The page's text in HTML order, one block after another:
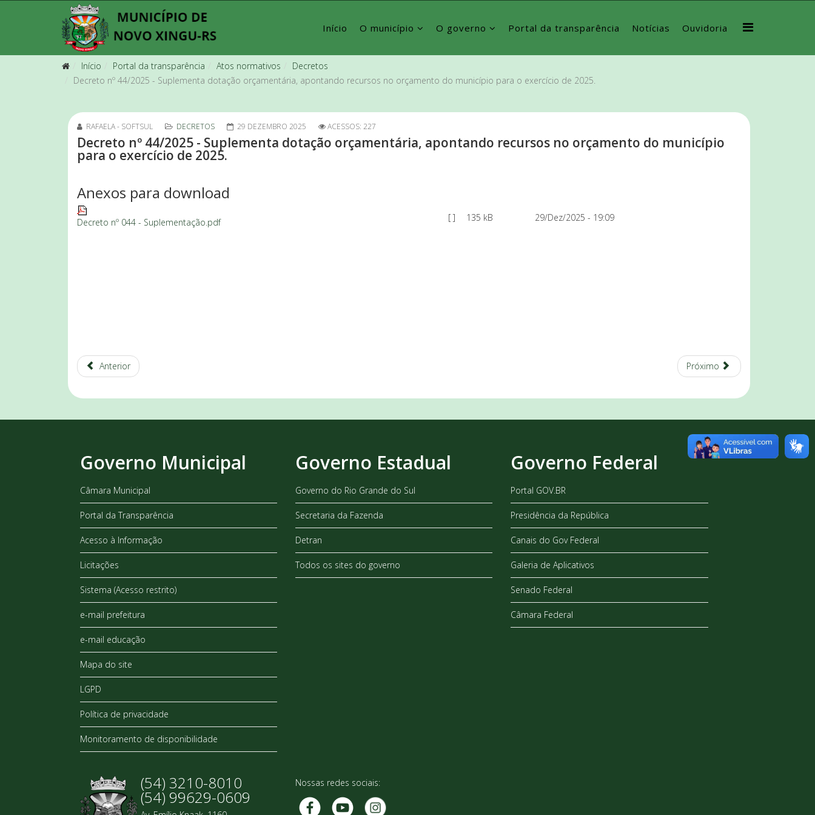
Início O município O governo Portal da transparência Notícias Ouvidoria
Início Portal da transparência Atos normativos
Decretos
Decreto nº 44/2025 - Suplementa dotação orçamentária, apontando recursos no orçamento do município para o exercício de 2025.
RAFAELA - SOFTSUL DECRETOS 29 DEZEMBRO 2025 ACESSOS: 227
Decreto nº 44/2025 - Suplementa dotação orçamentária, apontando recursos no orçamento do município
para o exercício de 2025.
Anexos para download
Decreto nº 044 - Suplementação.pdf [ ] 135 kB 29/Dez/2025 - 19:09
Anterior Próximo
Governo Municipal
Câmara Municipal
Portal da Transparência
Acesso à Informação
Licitações
Sistema (Acesso restrito)
e-mail prefeitura
e-mail educação
Mapa do site
LGPD
Política de privacidade
Monitoramento de disponibilidade
Governo Estadual
Governo do Rio Grande do Sul
Secretaria da Fazenda
Detran
Todos os sites do governo
Governo Federal
Portal GOV.BR
Presidência da República
Canais do Gov Federal
Galeria de Aplicativos
Senado Federal
Câmara Federal
(54) 3210-8010
(54) 99629-0609
Nossas redes sociais: